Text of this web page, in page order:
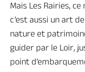
Mais Les Rairies,
c’est aussi un art
nature et
guider par le Loir,
point